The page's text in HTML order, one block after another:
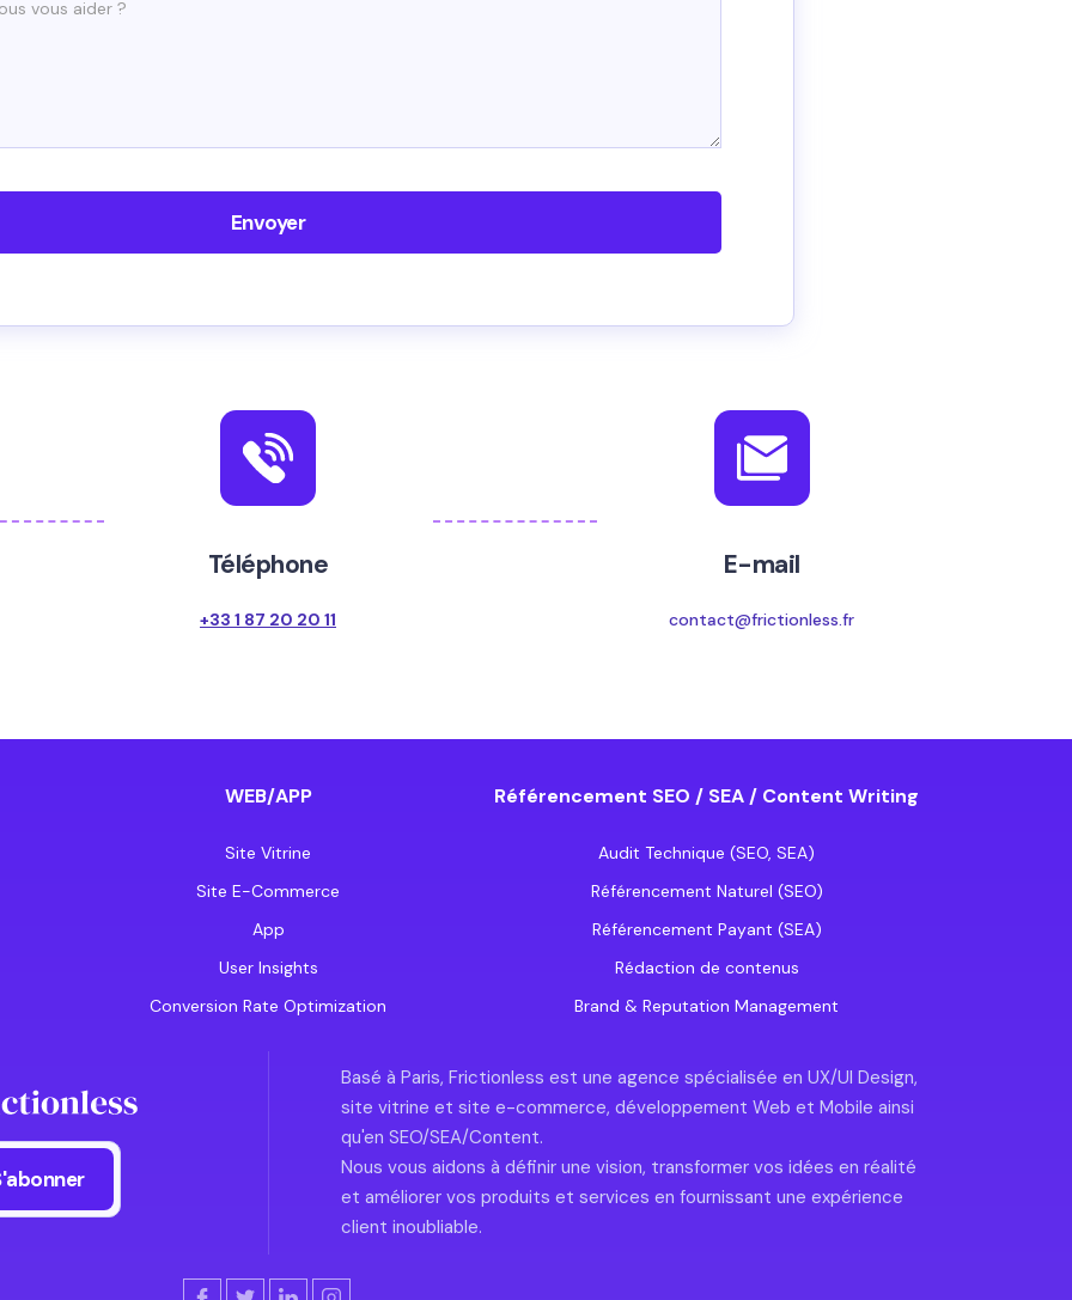
Téléphone
+33 1 87 20 20 11
E-mail
contact@frictionless.fr
WEB/APP
Site Vitrine
Site E-Commerce
App
User Insights
Conversion Rate Optimization
Référencement SEO / SEA / Content Writing
Audit Technique (SEO, SEA)
Référencement Naturel (SEO)
Référencement Payant (SEA)
Rédaction de contenus
Brand & Reputation Management
Basé à Paris, Frictionless est une agence spécialisée en UX/UI Design,
site vitrine et site e-commerce, développement Web et Mobile ainsi
qu'en SEO/SEA/Content.
Nous vous aidons à définir une vision, transformer vos idées en réalité
et améliorer vos produits et services en fournissant une expérience
client inoubliable.